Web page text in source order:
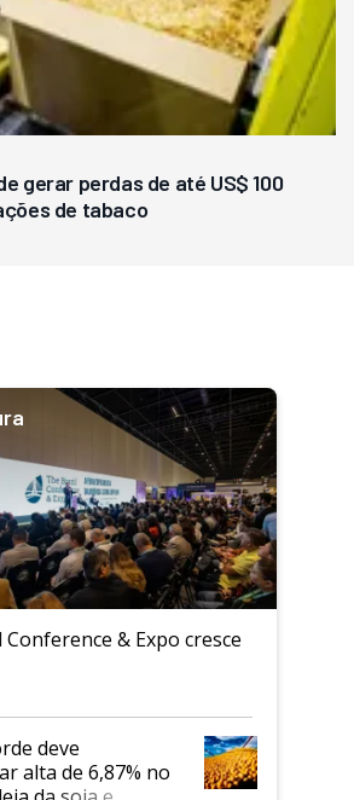
gerar perdas de até US$ 100
de tabaco
& Expo cresce
deve
alta de 6,87% no